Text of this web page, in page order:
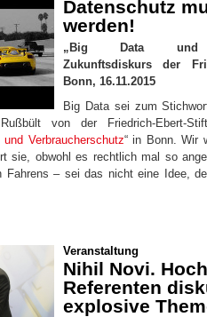
Datenschutz
werden!
„Big Data und
Zukunftsdiskurs der
Bonn, 16.11.2015
Big Data sei zum
von der Friedrich-Ebert-
Verbraucherschutz“ in Bonn. Wir
sie, obwohl es rechtlich mal so
Fahrens – sei das nicht eine Idee,
Veranstaltung
Nihil Novi.
Referenten
explosive